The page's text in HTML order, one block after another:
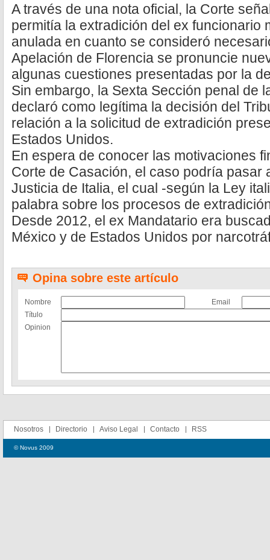
A través de una nota oficial, la Corte
permitía la extradición del ex funcionario
anulada en cuanto se consideró
Apelación de Florencia se pronuncie
algunas cuestiones presentadas por la
Sin embargo, la Sexta Sección penal de
declaró como legítima la decisión del
relación a la solicitud de extradición
Estados Unidos.
En espera de conocer las motivaciones
Corte de Casación, el caso podría pasar
Justicia de Italia, el cual -según la Ley
palabra sobre los procesos de
Desde 2012, el ex Mandatario era
México y de Estados Unidos por
Opina sobre este artículo
Nombre
Email
Título
Opinion
Nosotros Directorio Aviso Legal Contacto RSS
© Novus 2009